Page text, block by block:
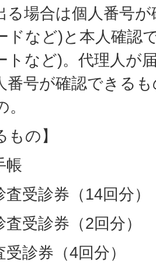
る場合は個人番号
ドなど)と本人確認
トなど)。代理人が
番号が確認できる
もの】
帳
査受診券（14回分）
査受診券（2回分）
受診券（4回分）